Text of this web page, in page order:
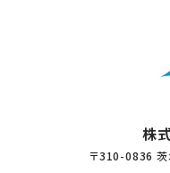
株
〒310-0836